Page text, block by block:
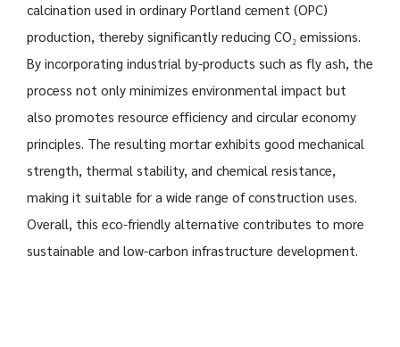
calcination used in ordinary Portland cement (OPC)
production, thereby significantly reducing CO₂ emissions.
By incorporating industrial by-products such as fly ash, the
process not only minimizes environmental impact but
also promotes resource efficiency and circular economy
principles. The resulting mortar exhibits good mechanical
strength, thermal stability, and chemical resistance,
making it suitable for a wide range of construction uses.
Overall, this eco-friendly alternative contributes to more
sustainable and low-carbon infrastructure development.